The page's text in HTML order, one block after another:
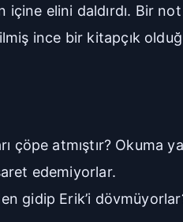
elini daldırdı. Bir
ince bir kitapçık
çöpe atmıştır?
edemiyorlar.
gidip Erik’i